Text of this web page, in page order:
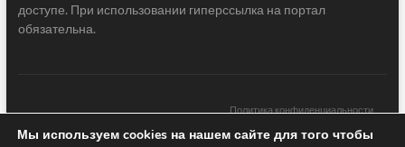
доступе. При использовании гиперссылка на портал
обязательна.
Политика конфиденциальности
Мы используем cookies на нашем сайте для того чтобы